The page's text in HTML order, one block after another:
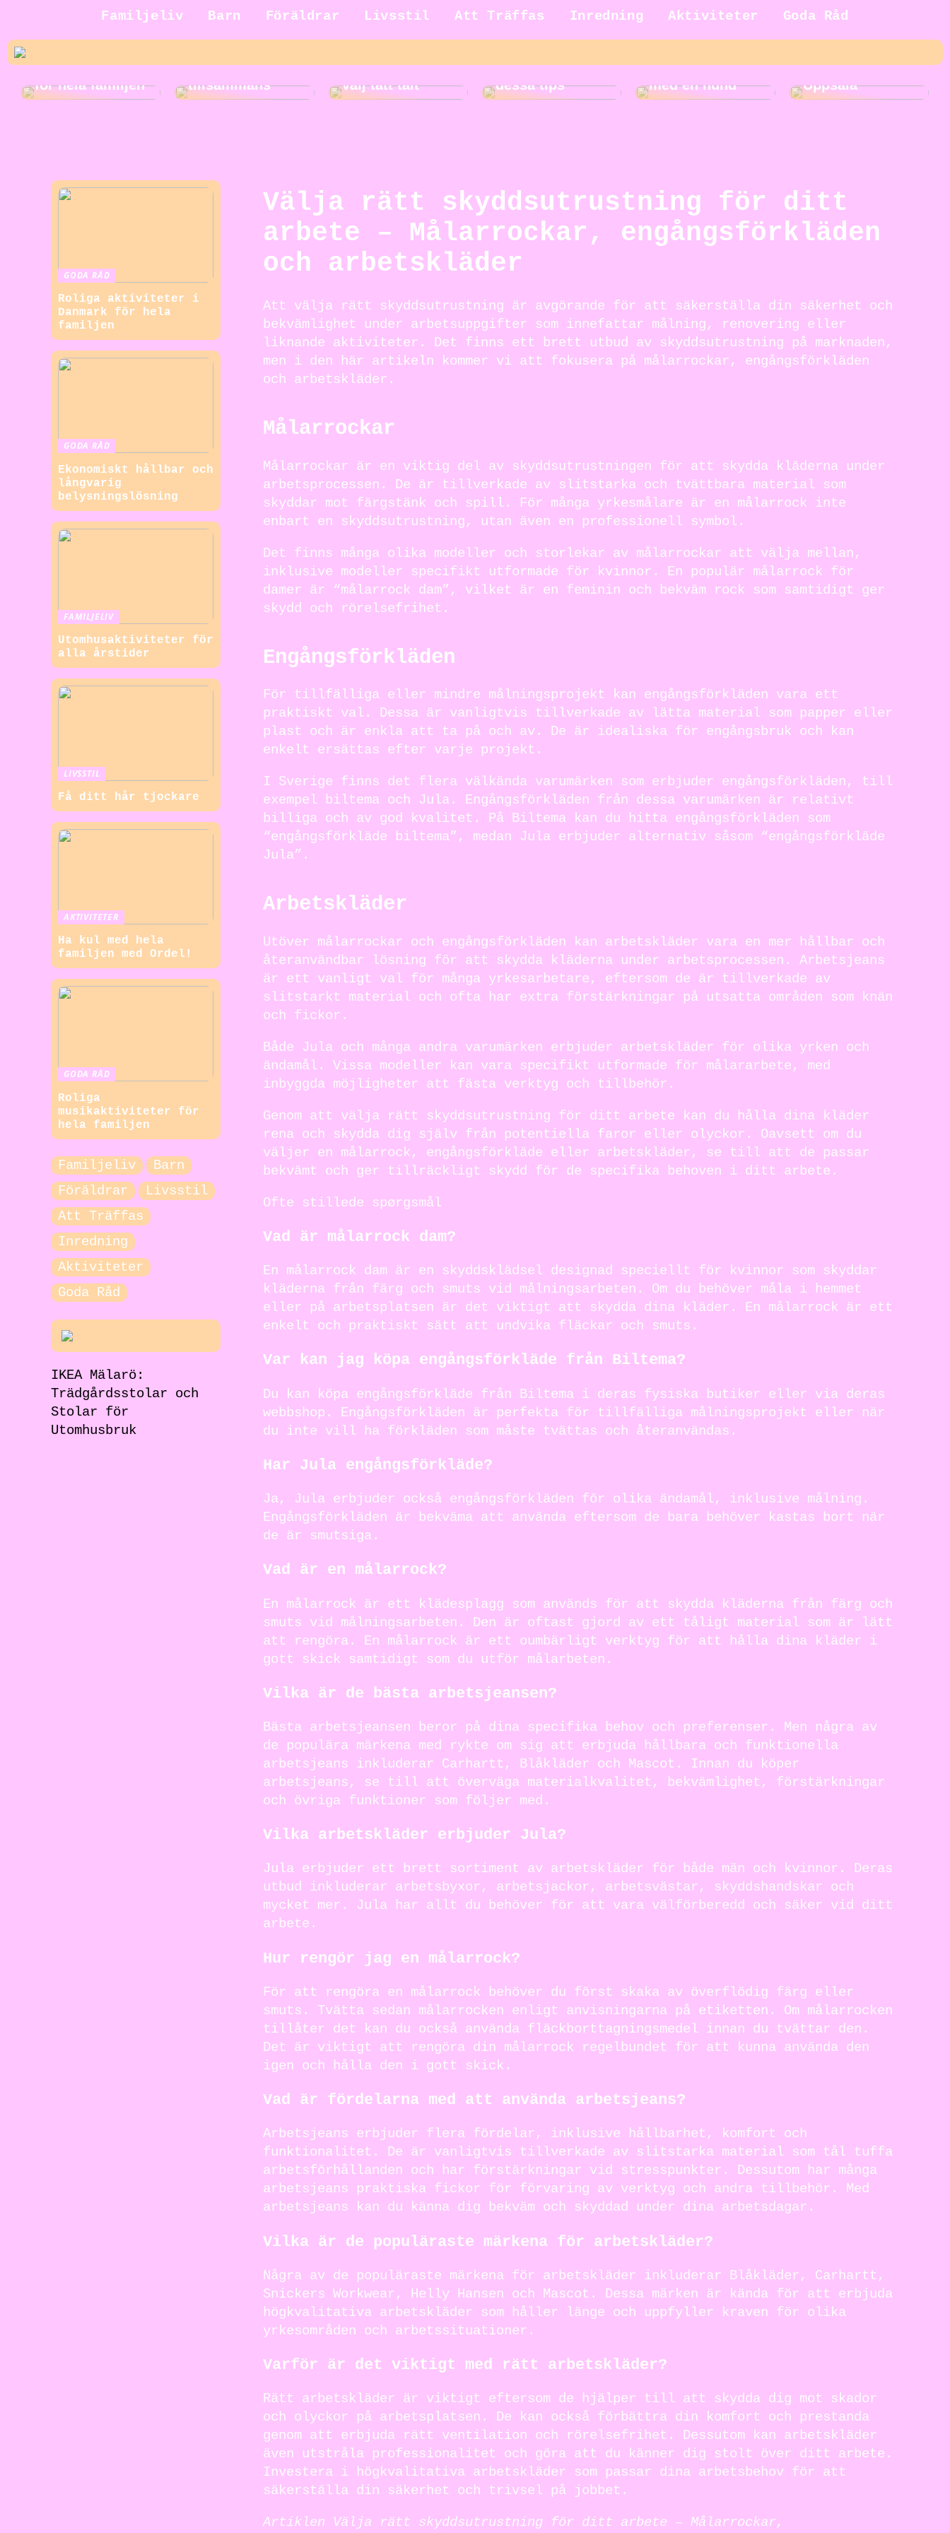
Familjeliv Barn Föräldrar Livsstil Att Träffas Inredning Aktiviteter Goda Råd
för hela familjen
Jakt för hela
rolig och
tillsammans
välj tätt tält
dessa tips
med en hund
Uppsala
Välja rätt skyddsutrustning för ditt
arbete – Målarrockar, engångsförkläden
och arbetskläder
Att välja rätt skyddsutrustning är avgörande för att säkerställa din säkerhet och
bekvämlighet under arbetsuppgifter som innefattar målning, renovering eller
liknande aktiviteter. Det finns ett brett utbud av skyddsutrustning på marknaden,
men i den här artikeln kommer vi att fokusera på målarrockar, engångsförkläden
och arbetskläder.
Målarrockar
Målarrockar är en viktig del av skyddsutrustningen för att skydda kläderna under
arbetsprocessen. De är tillverkade av slitstarka och tvättbara material som
skyddar mot färgstänk och spill. För många yrkesmålare är en målarrock inte
enbart en skyddsutrustning, utan även en professionell symbol.
Det finns många olika modeller och storlekar av målarrockar att välja mellan,
inklusive modeller specifikt utformade för kvinnor. En populär målarrock för
damer är “målarrock dam”, vilket är en feminin och bekväm rock som samtidigt ger
skydd och rörelsefrihet.
Engångsförkläden
För tillfälliga eller mindre målningsprojekt kan engångsförkläden vara ett
praktiskt val. Dessa är vanligtvis tillverkade av lätta material som papper eller
plast och är enkla att ta på och av. De är idealiska för engångsbruk och kan
enkelt ersättas efter varje projekt.
I Sverige finns det flera välkända varumärken som erbjuder engångsförkläden, till
exempel biltema och Jula. Engångsförkläden från dessa varumärken är relativt
billiga och av god kvalitet. På Biltema kan du hitta engångsförkläden som
“engångsförkläde biltema”, medan Jula erbjuder alternativ såsom “engångsförkläde
Jula”.
Arbetskläder
Utöver målarrockar och engångsförkläden kan arbetskläder vara en mer hållbar och
återanvändbar lösning för att skydda kläderna under arbetsprocessen. Arbetsjeans
är ett vanligt val för många yrkesarbetare, eftersom de är tillverkade av
slitstarkt material och ofta har extra förstärkningar på utsatta områden som knän
och fickor.
Både Jula och många andra varumärken erbjuder arbetskläder för olika yrken och
ändamål. Vissa modeller kan vara specifikt utformade för målararbete, med
inbyggda möjligheter att fästa verktyg och tillbehör.
Genom att välja rätt skyddsutrustning för ditt arbete kan du hålla dina kläder
rena och skydda dig själv från potentiella faror eller olyckor. Oavsett om du
väljer en målarrock, engångsförkläde eller arbetskläder, se till att de passar
bekvämt och ger tillräckligt skydd för de specifika behoven i ditt arbete.
Ofte stillede spørgsmål
Vad är målarrock dam?
En målarrock dam är en skyddsklädsel designad speciellt för kvinnor som skyddar
kläderna från färg och smuts vid målningsarbeten. Om du behöver måla i hemmet
eller på arbetsplatsen är det viktigt att skydda dina kläder. En målarrock är ett
enkelt och praktiskt sätt att undvika fläckar och smuts.
Var kan jag köpa engångsförkläde från Biltema?
Du kan köpa engångsförkläde från Biltema i deras fysiska butiker eller via deras
webbshop. Engångsförkläden är perfekta för tillfälliga målningsprojekt eller när
du inte vill ha förkläden som måste tvättas och återanvändas.
Har Jula engångsförkläde?
Ja, Jula erbjuder också engångsförkläden för olika ändamål, inklusive målning.
Engångsförkläden är bekväma att använda eftersom de bara behöver kastas bort när
de är smutsiga.
Vad är en målarrock?
En målarrock är ett klädesplagg som används för att skydda kläderna från färg och
smuts vid målningsarbeten. Den är oftast gjord av ett tåligt material som är lätt
att rengöra. En målarrock är ett oumbärligt verktyg för att hålla dina kläder i
gott skick samtidigt som du utför målarbeten.
Vilka är de bästa arbetsjeansen?
Bästa arbetsjeansen beror på dina specifika behov och preferenser. Men några av
de populära märkena med rykte om sig att erbjuda hållbara och funktionella
arbetsjeans inkluderar Carhartt, Blåkläder och Mascot. Innan du köper
arbetsjeans, se till att överväga materialkvalitet, bekvämlighet, förstärkningar
och övriga funktioner som följer med.
Vilka arbetskläder erbjuder Jula?
Jula erbjuder ett brett sortiment av arbetskläder för både män och kvinnor. Deras
utbud inkluderar arbetsbyxor, arbetsjackor, arbetsvästar, skyddshandskar och
mycket mer. Jula har allt du behöver för att vara välförberedd och säker vid ditt
arbete.
Hur rengör jag en målarrock?
För att rengöra en målarrock behöver du först skaka av överflödig färg eller
smuts. Tvätta sedan målarrocken enligt anvisningarna på etiketten. Om målarrocken
tillåter det kan du också använda fläckborttagningsmedel innan du tvättar den.
Det är viktigt att rengöra din målarrock regelbundet för att kunna använda den
igen och hålla den i gott skick.
Vad är fördelarna med att använda arbetsjeans?
Arbetsjeans erbjuder flera fördelar, inklusive hållbarhet, komfort och
funktionalitet. De är vanligtvis tillverkade av slitstarka material som tål tuffa
arbetsförhållanden och har förstärkningar vid stresspunkter. Dessutom har många
arbetsjeans praktiska fickor för förvaring av verktyg och andra tillbehör. Med
arbetsjeans kan du känna dig bekväm och skyddad under dina arbetsdagar.
Vilka är de populäraste märkena för arbetskläder?
Några av de populäraste märkena för arbetskläder inkluderar Blåkläder, Carhartt,
Snickers Workwear, Helly Hansen och Mascot. Dessa märken är kända för att erbjuda
högkvalitativa arbetskläder som håller länge och uppfyller kraven för olika
yrkesområden och arbetssituationer.
Varför är det viktigt med rätt arbetskläder?
Rätt arbetskläder är viktigt eftersom de hjälper till att skydda dig mot skador
och olyckor på arbetsplatsen. De kan också förbättra din komfort och prestanda
genom att erbjuda rätt ventilation och rörelsefrihet. Dessutom kan arbetskläder
även utstråla professionalitet och göra att du känner dig stolt över ditt arbete.
Investera i högkvalitativa arbetskläder som passar dina arbetsbehov för att
säkerställa din säkerhet och trivsel på jobbet.
Artiklen Välja rätt skyddsutrustning för ditt arbete – Målarrockar,
GODA RÅD
Roliga aktiviteter i
Danmark för hela
familjen
GODA RÅD
Ekonomiskt hållbar och
långvarig
belysningslösning
FAMILJELIV
Utomhusaktiviteter för
alla årstider
LIVSSTIL
Få ditt hår tjockare
AKTIVITETER
Ha kul med hela
familjen med Ordel!
GODA RÅD
Roliga
musikaktiviteter för
hela familjen
Familjeliv
Barn
Föräldrar
Livsstil
Att Träffas
Inredning
Aktiviteter
Goda Råd
IKEA Mälarö:
Trädgårdsstolar och
Stolar för
Utomhusbruk